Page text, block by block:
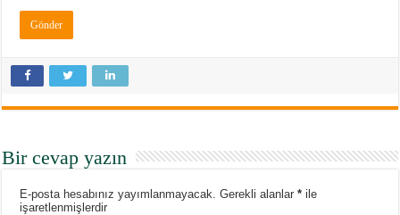
Bir cevap yazın
E-posta hesabınız yayımlanmayacak. Gerekli alanlar* ile
işaretlenmişlerdir